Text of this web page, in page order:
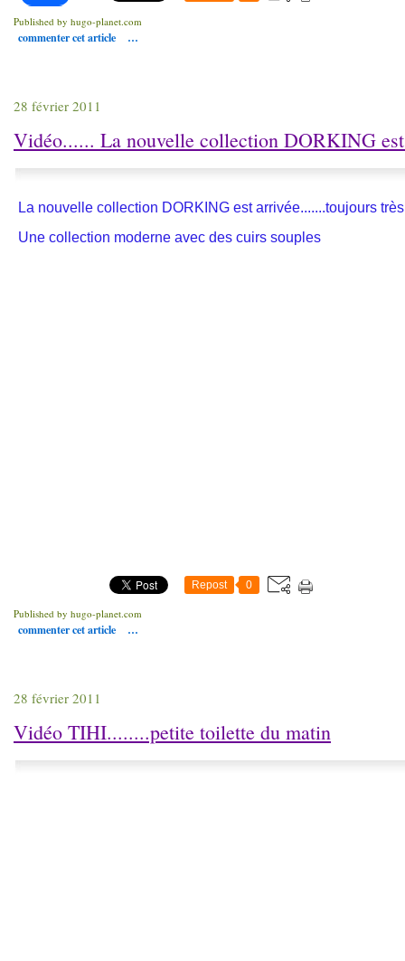
Published by hugo-planet.com
commenter cet article …
28 février 2011
Vidéo...... La nouvelle collection DORKING
La nouvelle collection DORKING est arrivée.......toujours
Une collection moderne avec des cuirs souples
Repost 0
Published by hugo-planet.com
commenter cet article …
28 février 2011
Vidéo TIHI........petite toilette du matin